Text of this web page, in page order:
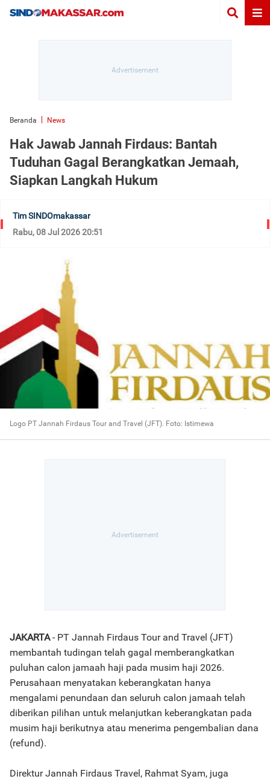
Beranda News
Hak Jawab Jannah Firdaus: Bantah
Tuduhan Gagal Berangkatkan Jemaah,
Siapkan Langkah Hukum
Tim SINDOmakassar
Rabu, 08 Jul 2026 20:51
Logo PT Jannah Firdaus Tour and Travel (JFT). Foto: Istimewa
JAKARTA- PT Jannah Firdaus Tour and Travel (JFT)
membantah tudingan telah gagal memberangkatkan
puluhan calon jamaah haji pada musim haji 2026.
Perusahaan menyatakan keberangkatan hanya
mengalami penundaan dan seluruh calon jamaah telah
diberikan pilihan untuk melanjutkan keberangkatan pada
musim haji berikutnya atau menerima pengembalian dana
(refund).
Direktur Jannah Firdaus Travel, Rahmat Syam, juga